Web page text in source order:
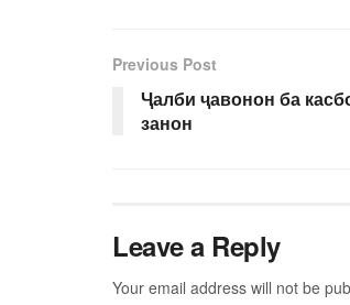
Previous Post
Ҷалби ҷавонон ба
занон
Leave a Reply
Your email address will not be